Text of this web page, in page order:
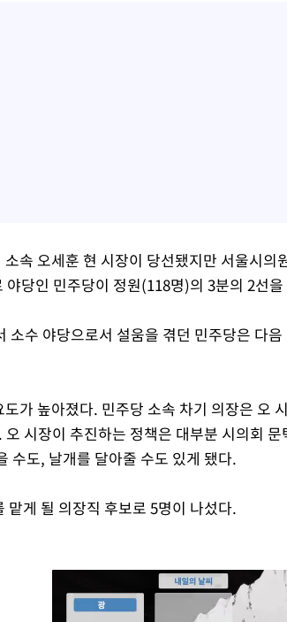
속 오세훈 현 시장이 당선됐지만 서울시의
야당인 민주당이 정원(118명)의 3분의 2선
소수 야당으로서 설움을 겪던 민주당은 다
가 높아졌다. 민주당 소속 차기 의장은 오
오 시장이 추진하는 정책은 대부분 시의회
수도, 날개를 달아줄 수도 있게 됐다.
맡게 될 의장직 후보로 5명이 나섰다.